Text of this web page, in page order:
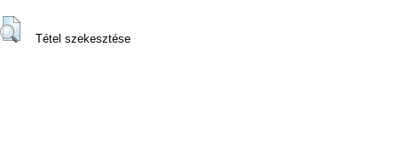
Tétel szekesztése